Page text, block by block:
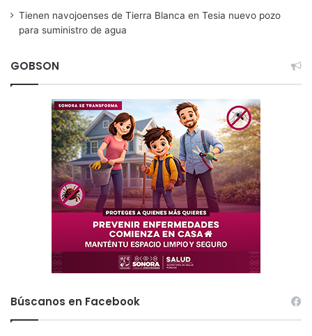
Tienen navojoenses de Tierra Blanca en Tesia nuevo pozo
para suministro de agua
GOBSON
Búscanos en Facebook